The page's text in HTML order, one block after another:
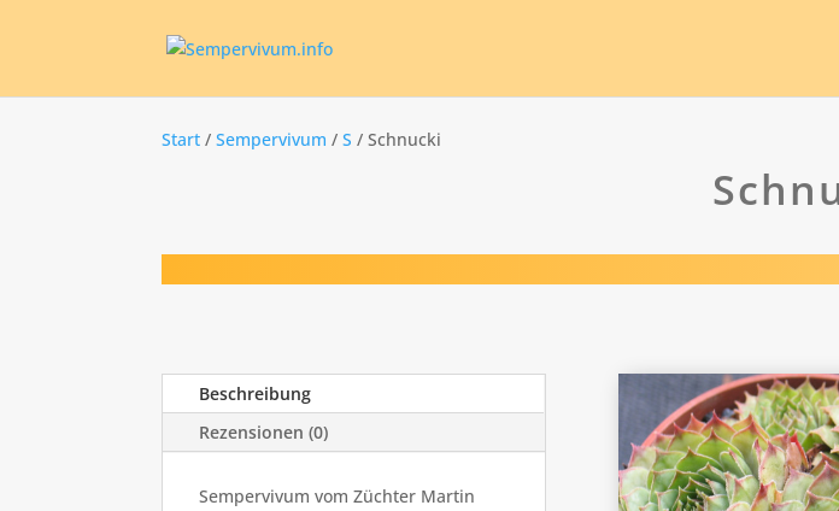
Start /Sempervivum /S / Schnucki
Beschreibung
Rezensionen (0)
Sempervivum vom Züchter Martin